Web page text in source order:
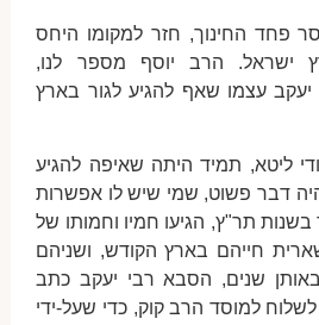
פחד החינוך, חזר למקומו היחס
ישראל. הרב יוסף מספר לנו,
יעקב עצמו שאף להגיע לגור בארץ
ליטא, תמיד היתה שאיפה להגיע
דבר פשוט, שמי שיש לו אפשרות
תר"ץ, הגיעו חמיו וחמותו של
חייהם בארץ הקודש, ושניהם
שנים, הסבא רבי יעקב כתב
למוסד הרב קוק, כדי שעל-ידי